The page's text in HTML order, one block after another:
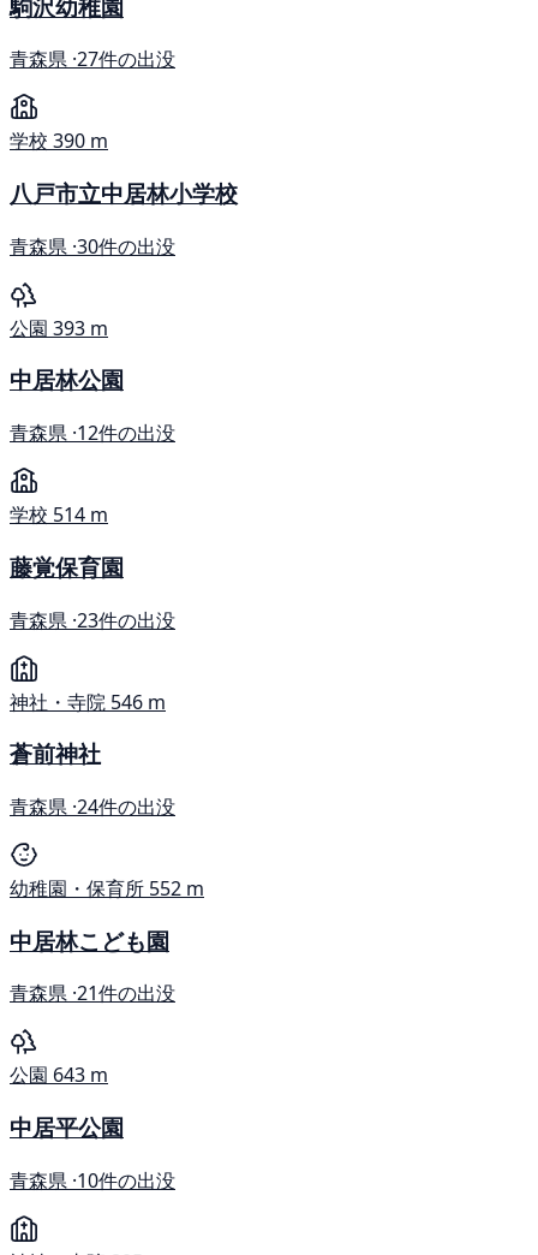
駒沢幼稚園
青森県 ·27件の出没
学校 390 m
八戸市立中居林小学校
青森県 ·30件の出没
公園 393 m
中居林公園
青森県 ·12件の出没
学校 514 m
藤覚保育園
青森県 ·23件の出没
神社・寺院 546 m
蒼前神社
青森県 ·24件の出没
幼稚園・保育所 552 m
中居林こども園
青森県 ·21件の出没
公園 643 m
中居平公園
青森県 ·10件の出没